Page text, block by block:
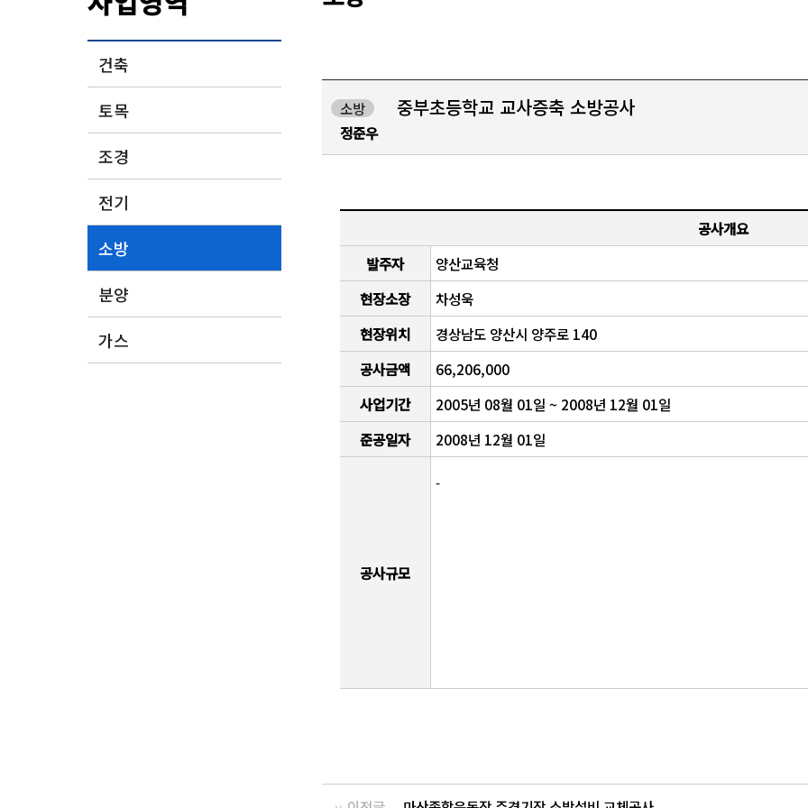
건축
토목
조경
전기
소방
분양
가스
소방 중부초등학교 교사증축 소방공사
정준우
공사개요
발주자
양산교육청
현장소장
차성욱
현장위치
경상남도 양산시 양주로 140
공사금액
66,206,000
사업기간
2005년 08월 01일 ~ 2008년 12월 01일
준공일자
2008년 12월 01일
공사규모
-